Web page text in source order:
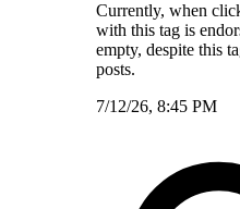
Currently, when
with this tag is
empty, despite this
posts.
7/12/26, 8:45 PM